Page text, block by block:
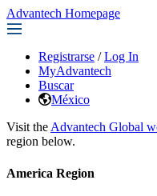
Advantech Homepage
Registrarse / Log In
MyAdvantech
Buscar
México
Visit the Advantech Global
region below.
America Region